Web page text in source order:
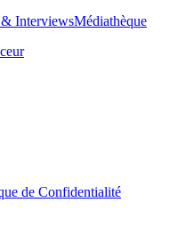
InterviewsMédiathèque
de Confidentialité